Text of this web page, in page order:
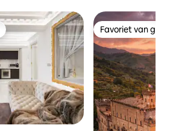
Favoriet van
Favoriet van